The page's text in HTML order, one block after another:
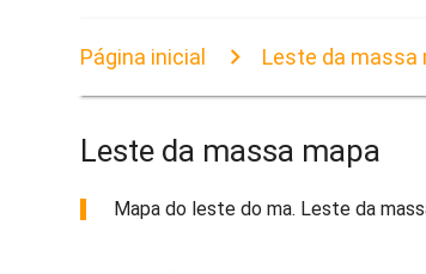
Página inicial Leste da massa
Leste da massa mapa
Mapa do leste do ma. Leste da